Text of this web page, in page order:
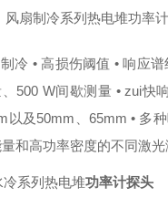
扇制冷系列热电堆功率
冷 • 高损伤阈值 • 响应
500 W间歇测量 • zui快
以及50mm、65mm • 多
和高功率密度的不同激
系列热电堆功率计探头